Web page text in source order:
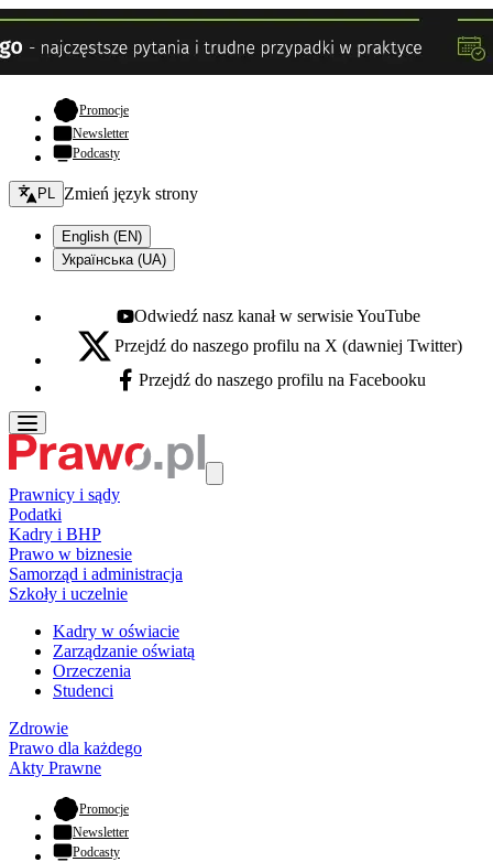
Promocje- otwiera się w nowej karcie
Newsletter
Podcasty
Zmień język - bieżący:
PL Zmień język strony
English (EN)
Українська (UA)
Youtube - otwiera się w nowej karcie
Odwiedź nasz kanał w serwisie YouTube
X - otwiera się w nowej karcie
Przejdź do naszego profilu na X (dawniej Twitter)
Facebook - otwiera się w nowej karcie
Przejdź do naszego profilu na Facebooku
Prawnicy i sądy
Podatki
Kadry i BHP
Prawo w biznesie
Samorząd i administracja
Szkoły i uczelnie
Kadry w oświacie
Zarządzanie oświatą
Orzeczenia
Studenci
Zdrowie
Prawo dla każdego
Akty Prawne
Promocje- otwiera się w nowej karcie
Newsletter
Podcasty